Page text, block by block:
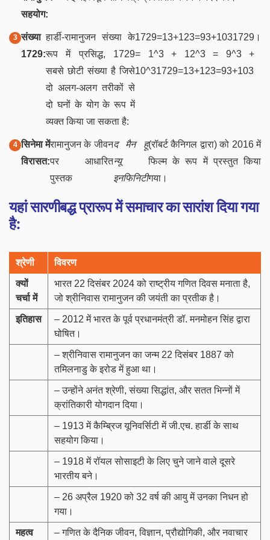
सहयोग:
संख्या
1729:
हार्डी-रामानुजन संख्या के
रूप में प्रसिद्ध, 1729
सबसे छोटी संख्या है जिसे
दो अलग-अलग तरीकों से
दो घनों के योग के रूप में
व्यक्त किया जा सकता है:
1729=13+123=93+1031729
= 1^3 + 12^3 = 9^3 +
10^31729=13+123=93+103
।
सिनेमा में
विरासत:
रामानुजन के जीवन
पर आधारित
पुस्तक
द मैन हू
न्यू
इनफिनिटी
(रॉबर्ट कैनिगल द्वारा) को 2016 में
फिल्म के रूप में प्रस्तुत किया
गया।
यहां सारणीबद्ध प्रारूप में समाचार का सारांश दिया गया
है:
श्रेणी विवरण
क्यों
चर्चा में
भारत 22 दिसंबर 2024 को राष्ट्रीय गणित दिवस मनाता है,
जो श्रीनिवास रामानुजन की जयंती का प्रतीक है।
इतिहास
– 2012 में भारत के पूर्व प्रधानमंत्री डॉ. मनमोहन सिंह द्वारा
घोषित।
– श्रीनिवास रामानुजन का जन्म 22 दिसंबर 1887 को
तमिलनाडु के इरोड में हुआ था।
– उन्होंने अनंत श्रेणी, संख्या सिद्धांत, और सतत भिन्नों में
क्रांतिकारी योगदान दिया।
– 1913 में कैम्ब्रिज यूनिवर्सिटी में जी.एच. हार्डी के साथ
सहयोग किया।
– 1918 में रॉयल सोसाइटी के लिए चुने जाने वाले दूसरे
भारतीय बने।
– 26 अप्रैल 1920 को 32 वर्ष की आयु में उनका निधन हो
गया।
महत्व – गणित के दैनिक जीवन, विज्ञान, प्रौद्योगिकी, और नवाचार